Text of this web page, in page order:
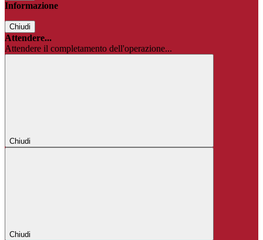
Informazione
Chiudi
Attendere...
Attendere il completamento dell'operazione...
Chiudi
Chiudi